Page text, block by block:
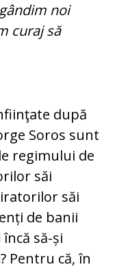
noi
curaj să
după
Soros sunt
regimului de
săi
săi
de banii
să-și
Pentru că, în